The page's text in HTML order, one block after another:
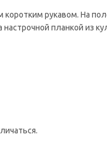
рукавом. На
настрочной планкой из